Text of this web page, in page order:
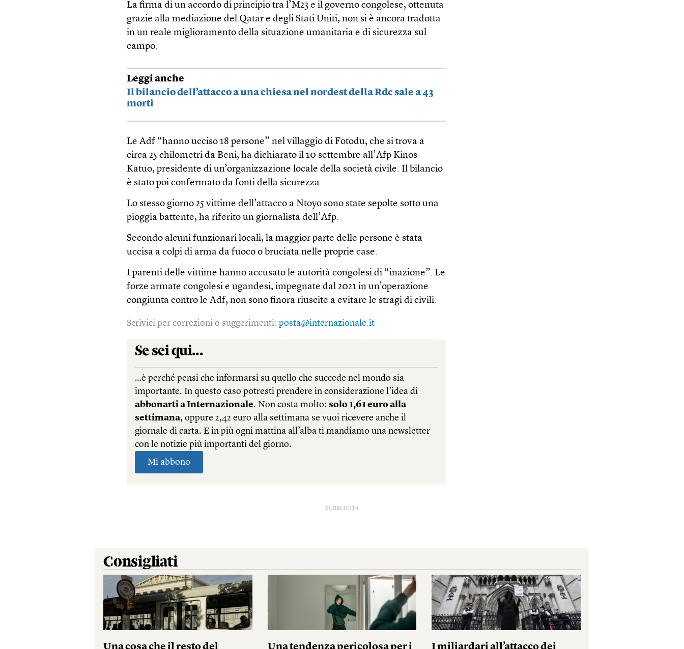
La firma di un accordo di principio tra l’M23 e il governo congolese, ottenuta
grazie alla mediazione del Qatar e degli Stati Uniti, non si è ancora tradotta
in un reale miglioramento della situazione umanitaria e di sicurezza sul
campo.
Leggi anche
Il bilancio dell’attacco a una chiesa nel nordest della Rdc sale a 43
morti
Le Adf “hanno ucciso 18 persone” nel villaggio di Fotodu, che si trova a
circa 25 chilometri da Beni, ha dichiarato il 10 settembre all’Afp Kinos
Katuo, presidente di un’organizzazione locale della società civile. Il bilancio
è stato poi confermato da fonti della sicurezza.
Lo stesso giorno 25 vittime dell’attacco a Ntoyo sono state sepolte sotto una
pioggia battente, ha riferito un giornalista dell’Afp.
Secondo alcuni funzionari locali, la maggior parte delle persone è stata
uccisa a colpi di arma da fuoco o bruciata nelle proprie case.
I parenti delle vittime hanno accusato le autorità congolesi di “inazione”. Le
forze armate congolesi e ugandesi, impegnate dal 2021 in un’operazione
congiunta contro le Adf, non sono finora riuscite a evitare le stragi di civili.
Scrivici per correzioni o suggerimenti:posta@internazionale.it
PUBBLICITÀ
Consigliati
Una cosa che il resto del Una tendenza pericolosa per i I miliardari all’attacco dei